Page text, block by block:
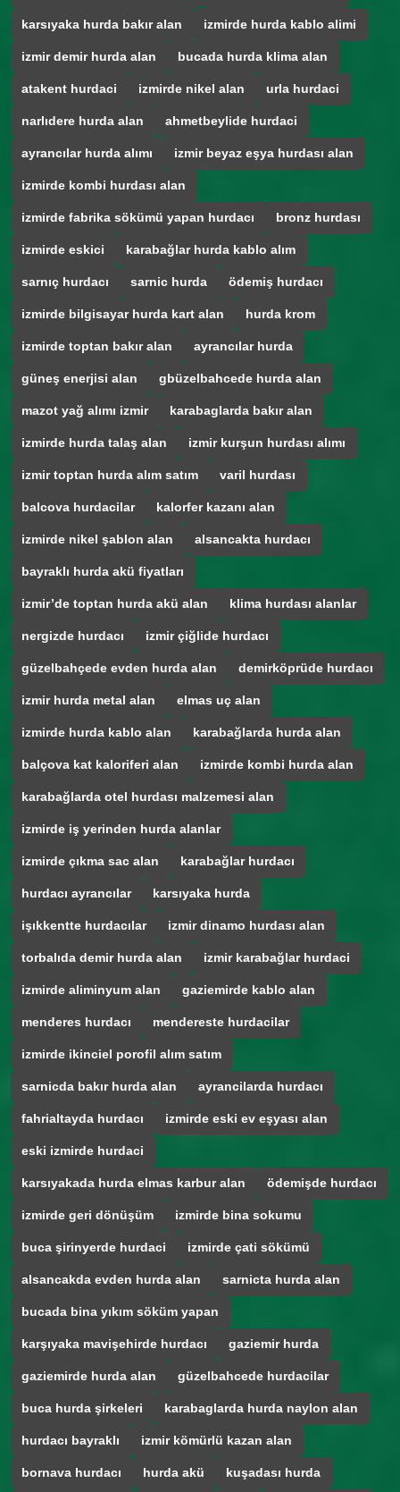
karsıyaka hurda bakır alan izmirde hurda kablo alimi
izmir demir hurda alan bucada hurda klima alan
atakent hurdaci izmirde nikel alan urla hurdaci
narlıdere hurda alan ahmetbeylide hurdaci
ayrancılar hurda alımı izmir beyaz eşya hurdası alan
izmirde kombi hurdası alan
izmirde fabrika sökümü yapan hurdacı bronz hurdası
izmirde eskici karabağlar hurda kablo alım
sarnıç hurdacı sarnic hurda ödemiş hurdacı
izmirde bilgisayar hurda kart alan hurda krom
izmirde toptan bakır alan ayrancılar hurda
güneş enerjisi alan gbüzelbahcede hurda alan
mazot yağ alımı izmir karabaglarda bakır alan
izmirde hurda talaş alan izmir kurşun hurdası alımı
izmir toptan hurda alım satım varil hurdası
balcova hurdacilar kalorfer kazanı alan
izmirde nikel şablon alan alsancakta hurdacı
bayraklı hurda akü fiyatları
izmir’de toptan hurda akü alan klima hurdası alanlar
nergizde hurdacı izmir çiğlide hurdacı
güzelbahçede evden hurda alan demirköprüde hurdacı
izmir hurda metal alan elmas uç alan
izmirde hurda kablo alan karabağlarda hurda alan
balçova kat kaloriferi alan izmirde kombi hurda alan
karabağlarda otel hurdası malzemesi alan
izmirde iş yerinden hurda alanlar
izmirde çıkma sac alan karabağlar hurdacı
hurdacı ayrancılar karsıyaka hurda
işıkkentte hurdacılar izmir dinamo hurdası alan
torbalıda demir hurda alan izmir karabağlar hurdaci
izmirde aliminyum alan gaziemirde kablo alan
menderes hurdacı mendereste hurdacilar
izmirde ikinciel porofil alım satım
sarnicda bakır hurda alan ayrancilarda hurdacı
fahrialtayda hurdacı izmirde eski ev eşyası alan
eski izmirde hurdaci
karsıyakada hurda elmas karbur alan ödemişde hurdacı
izmirde geri dönüşüm izmirde bina sokumu
buca şirinyerde hurdaci izmirde çati sökümü
alsancakda evden hurda alan sarnicta hurda alan
bucada bina yıkım söküm yapan
karşıyaka mavişehirde hurdacı gaziemir hurda
gaziemirde hurda alan güzelbahcede hurdacilar
buca hurda şirkeleri karabaglarda hurda naylon alan
hurdacı bayraklı izmir kömürlü kazan alan
bornava hurdacı hurda akü kuşadası hurda